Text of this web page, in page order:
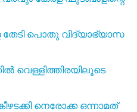
തേടി പൊതു വിദ്യാഭ്യാസ
വെള്ളിത്തിരയിലൂടെ
നെരോക്ക ഒന്നാമത്